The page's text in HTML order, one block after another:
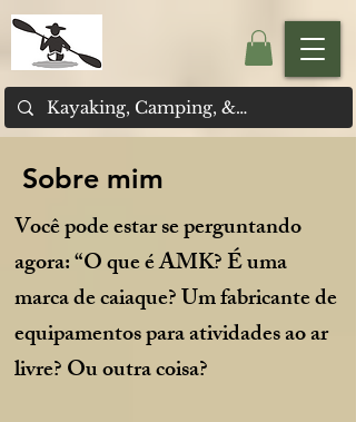
Sobre mim
Você pode estar se perguntando
agora: “O que é AMK? É uma
marca de caiaque? Um fabricante de
equipamentos para atividades ao ar
livre? Ou outra coisa?